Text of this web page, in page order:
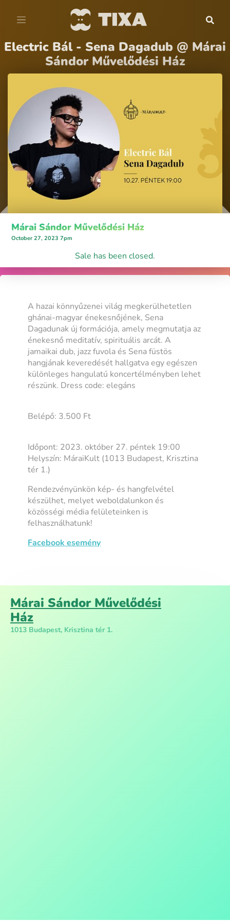
Electric Bál - Sena Dagadub @ Márai
Sándor Művelődési Ház
Márai Sándor Művelődési Ház
October 27, 2023 7pm
Sale has been closed.
A hazai könnyűzenei világ megkerülhetetlen
ghánai-magyar énekesnőjének, Sena
Dagadunak új formációja, amely megmutatja az
énekesnő meditatív, spirituális arcát. A
jamaikai dub, jazz fuvola és Sena füstös
hangjának keveredését hallgatva egy egészen
különleges hangulatú koncertélményben lehet
részünk. Dress code: elegáns
Belépő: 3.500 Ft
Időpont: 2023. október 27. péntek 19:00
Helyszín: MáraiKult (1013 Budapest, Krisztina
tér 1.)
Rendezvényünkön kép- és hangfelvétel
készülhet, melyet weboldalunkon és
közösségi média felületeinken is
felhasználhatunk!
Facebook esemény
Márai Sándor Művelődési
Ház
1013 Budapest, Krisztina tér 1.